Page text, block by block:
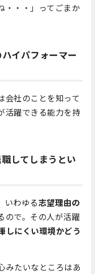
・・・」ってごまか
イパフォーマー
会社のことを知って
活躍できる能力を持
してしまうとい
いわゆる志望理由の
ので。その人が活躍
しにくい環境かどう
みたいなところはあ